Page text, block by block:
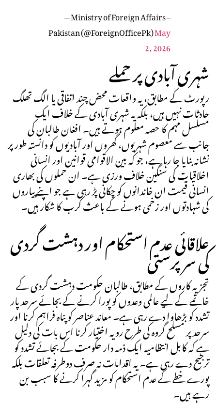
— Ministry of Foreign Affairs –
Pakistan (@ForeignOfficePk)May
2, 2026
شہری آبادی پر حملے
رپورٹ کے مطابق، یہ واقعات محض چند اتفاقی یا الگ تھلگ
حادثات نہیں ہیں، بلکہ یہ شہری آبادی کے خلاف ایک
مسلسل مہم کا حصہ معلوم ہوتے ہیں۔ افغان طالبان کی
جانب سے معصوم شہریوں، گھروں اور آبادیوں کو دانستہ طور پر
نشانہ بنایا جا رہا ہے، جو کہ بین الاقوامی قوانین اور انسانی
اخلاقیات کی سنگین خلاف ورزی ہے۔ ان حملوں کی بھاری
انسانی قیمت ان خاندانوں کو چکانی پڑ رہی ہے جو اپنے پیاروں
کی شہادتوں اور زخمی ہونے کے باعث کرب کا شکار ہیں۔
علاقائی عدم استحکام اور دہشت گردی
کی سرپرستی
تجزیہ کاروں کے مطابق، طالبان حکومت دہشت گردی کے
خاتمے کے لیے عالمی وعدوں کو پورا کرنے کے بجائے سرحد پار
تشدد کو بڑھاوا دے رہی ہے۔ معاند عناصر کو پناہ فراہم کرنا اور
سرحد پر مسلح گروہ کی طرح رویہ اختیار کرنا اس بات کی دلیل
ہے کہ کابل انتظامیہ ایک ذمہ دار حکومت کے بجائے تشدد کو
ترجیح دے رہی ہے۔ یہ اقدامات نہ صرف دوطرفہ تعلقات بلکہ
پورے خطے کے عدم استحکام کو مزید گہرا کرنے کا سبب بن
رہے ہیں۔